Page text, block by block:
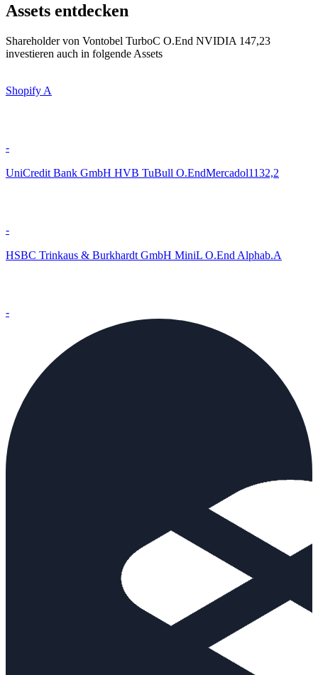
Assets entdecken
Shareholder von Vontobel TurboC O.End NVIDIA 147,23
investieren auch in folgende Assets
Shopify A
-
UniCredit Bank GmbH HVB TuBull O.EndMercadol1132,2
-
HSBC Trinkaus & Burkhardt GmbH MiniL O.End Alphab.A
-